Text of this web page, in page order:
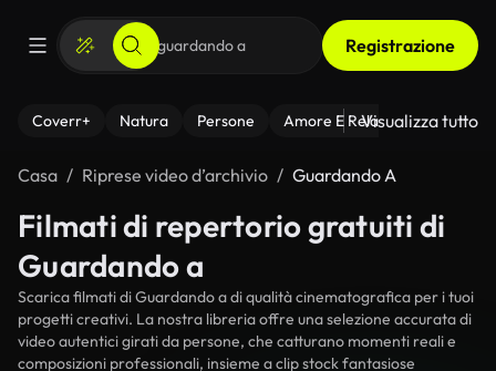
Registrazione
Coverr+ Natura Persone Amore E Relazioni Il
Visualizza tutto
Casa Riprese video d’archivio Guardando A
Filmati di repertorio gratuiti di
Guardando a
Scarica filmati di Guardando a di qualità cinematografica per i tuoi
progetti creativi. La nostra libreria offre una selezione accurata di
video autentici girati da persone, che catturano momenti reali e
composizioni professionali, insieme a clip stock fantasiose